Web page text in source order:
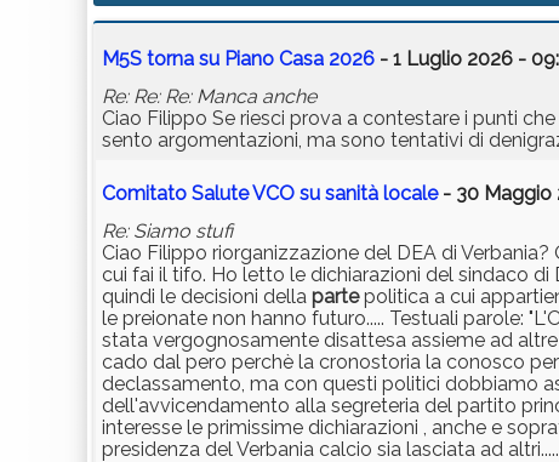
M5S torna su Piano Casa 2026 - 1 Luglio 2026 -
Re: Re: Re: Manca anche
Ciao Filippo Se riesci prova a contestare i punti
sento argomentazioni, ma sono tentativi di
Comitato Salute VCO su sanità locale- 30 Maggio
Re: Siamo stufi
Ciao Filippo riorganizzazione del DEA di
cui fai il tifo. Ho letto le dichiarazioni del sindaco
quindi le decisioni della partepolitica a cui
le preionate non hanno futuro..... Testuali parole:
stata vergognosamente disattesa assieme ad
cado dal pero perchè la cronostoria la conosco
declassamento, ma con questi politici dobbiamo
dell'avvicendamento alla segreteria del partito
interesse le primissime dichiarazioni , anche e
presidenza del Verbania calcio sia lasciata ad